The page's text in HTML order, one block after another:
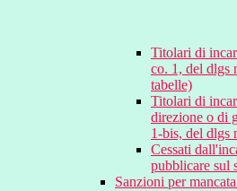
Titolari di
co. 1, del dlgs
tabelle)
Titolari di
direzione o di
1-bis, del dlgs
Cessati
pubblicare sul
Sanzioni per